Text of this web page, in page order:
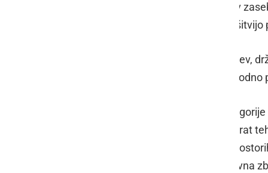
Javni red in mir je bil kršen dvakrat v
intervenciji policistov pomirili in s kršitvijo
Policisti so v Pincah prijeli devet tujcev,
državo. Tujci so zaprosili za
Uporaba pirotehničnih izdelkov
decembra do 1. januarja, pa tudi takrat
naseljih, zgradbah in vseh zaprtih
na površinah, na katerih potekajo javna